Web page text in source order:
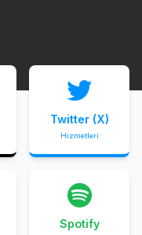
Twitter (X)
Hizmetleri
Spotify